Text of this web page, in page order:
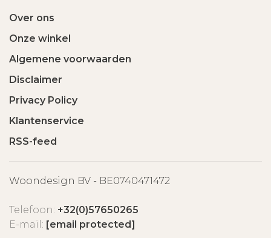
Over ons
Onze winkel
Algemene voorwaarden
Disclaimer
Privacy Policy
Klantenservice
RSS-feed
Woondesign BV - BE0740471472
Telefoon: +32(0)57650265
E-mail: [email protected]